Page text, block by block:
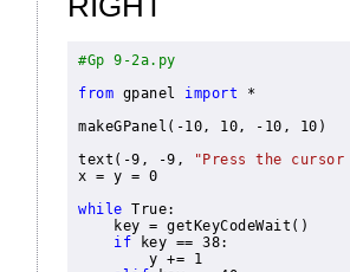
#Gp 9-2a.py
from gpanel import *
makeGPanel(-10, 10, -10, 10)
text(-9, -9,
"Press the
x = y = 0
while True:
key = getKeyCodeWait()
if key == 38:
        y += 1